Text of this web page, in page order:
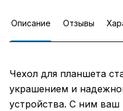
Описание Отзывы
Чехол для планшета
украшением и
устройства. С ним ваш